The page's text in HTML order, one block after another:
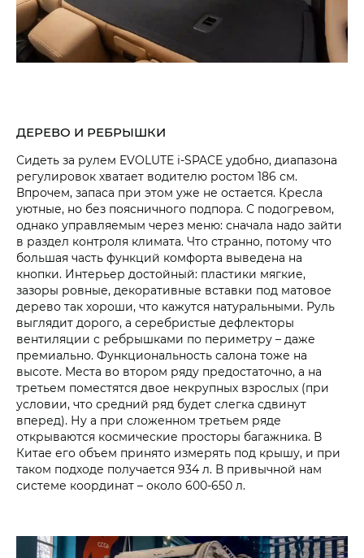
ДЕРЕВО И РЕБРЫШКИ
Сидеть за рулем EVOLUTE i‑SPACE удобно, диапазона
регулировок хватает водителю ростом 186 см.
Впрочем, запаса при этом уже не остается. Кресла
уютные, но без поясничного подпора. С подогревом,
однако управляемым через меню: сначала надо зайти
в раздел контроля климата. Что странно, потому что
большая часть функций комфорта выведена на
кнопки. Интерьер достойный: пластики мягкие,
зазоры ровные, декоративные вставки под матовое
дерево так хороши, что кажутся натуральными. Руль
выглядит дорого, а серебристые дефлекторы
вентиляции с ребрышками по периметру – даже
премиально. Функциональность салона тоже на
высоте. Места во втором ряду предостаточно, а на
третьем поместятся двое некрупных взрослых (при
условии, что средний ряд будет слегка сдвинут
вперед). Ну а при сложенном третьем ряде
открываются космические просторы багажника. В
Китае его объем принято измерять под крышу, и при
таком подходе получается 934 л. В привычной нам
системе координат – около 600-650 л.